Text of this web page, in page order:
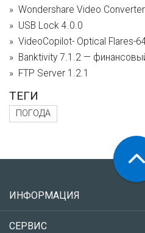
Wondershare Video
USB Lock 4.0.0
VideoCopilot- Optical Flares-
Banktivity 7.1.2 —
FTP Server 1.2.1
ТЕГИ
ПОГОДА
ИНФОРМАЦИЯ
СЕРВИС